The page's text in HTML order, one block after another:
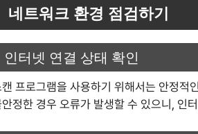
네트워크 환경 점검하기
인터넷 연결 상태 확인
프로그램을 사용하기 위해서는 안정적
정한 경우 오류가 발생할 수 있으니, 인